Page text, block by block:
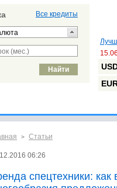
Все кредиты
> Статьи
06:26
спецтехники: